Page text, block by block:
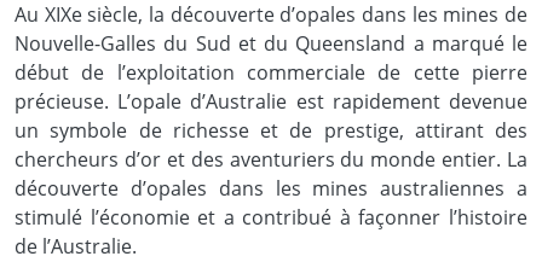
Au XIXe siècle, la découverte d’opales dans les mines de
Nouvelle-Galles du Sud et du Queensland a marqué le
début de l’exploitation commerciale de cette pierre
précieuse. L’opale d’Australie est rapidement devenue
un symbole de richesse et de prestige, attirant des
chercheurs d’or et des aventuriers du monde entier. La
découverte d’opales dans les mines australiennes a
stimulé l’économie et a contribué à façonner l’histoire
de l’Australie.